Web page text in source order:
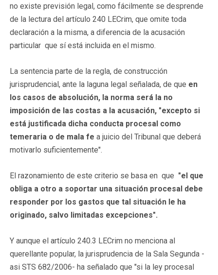
no existe previsión legal, como fácilmente se desprende
de la lectura del artículo 240 LECrim, que omite toda
declaración a la misma, a diferencia de la acusación
particular que sí está incluida en el mismo.
La sentencia parte de la regla, de construcción
jurisprudencial, ante la laguna legal señalada, de que en
los casos de absolución, la norma será la no
imposición de las costas a la acusación, "excepto si
está justificada dicha conducta procesal como
temeraria o de mala fe a juicio del Tribunal que deberá
motivarlo suficientemente".
El razonamiento de este criterio se basa en que "el que
obliga a otro a soportar una situación procesal debe
responder por los gastos que tal situación le ha
originado, salvo limitadas excepciones".
Y aunque el artículo 240.3 LECrim no menciona al
querellante popular, la jurisprudencia de la Sala Segunda -
asi STS 682/2006- ha señalado que "si la ley procesal